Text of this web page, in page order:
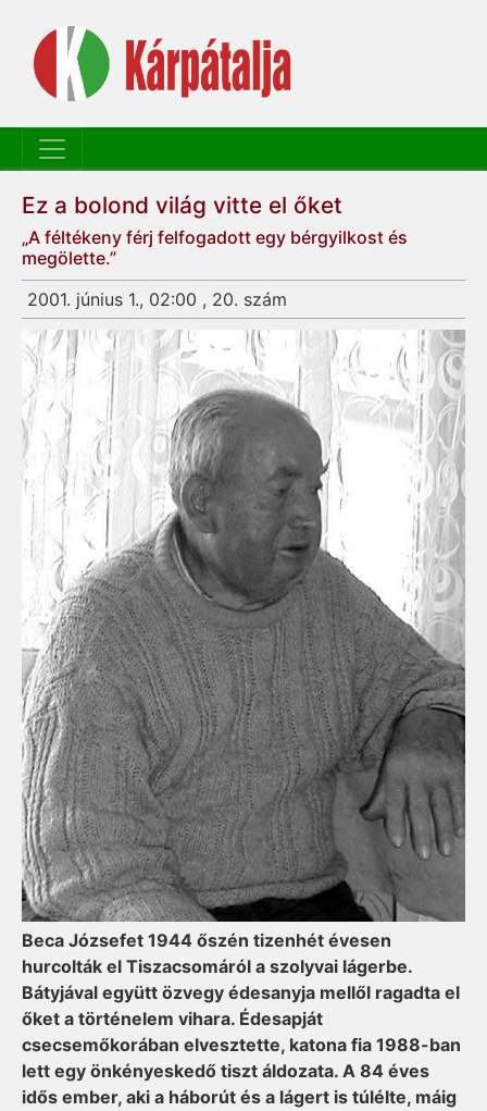
Ez a bolond világ vitte el őket
„A féltékeny férj felfogadott egy bérgyilkost és
megölette.”
2001. június 1., 02:00 , 20. szám
Beca Józsefet 1944 őszén tizenhét évesen
hurcolták el Tiszacsomáról a szolyvai lágerbe.
Bátyjával együtt özvegy édesanyja mellől ragadta el
őket a történelem vihara. Édesapját
csecsemőkorában elvesztette, katona fia 1988-ban
lett egy önkényeskedő tiszt áldozata. A 84 éves
idős ember, aki a háborút és a lágert is túlélte, máig